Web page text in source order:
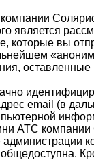
является
которые вы
email (в
АТС